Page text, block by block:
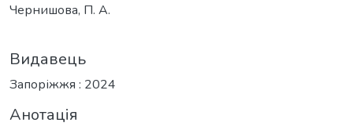
Чернишова, П. А.
Видавець
Запоріжжя : 2024
Анотація